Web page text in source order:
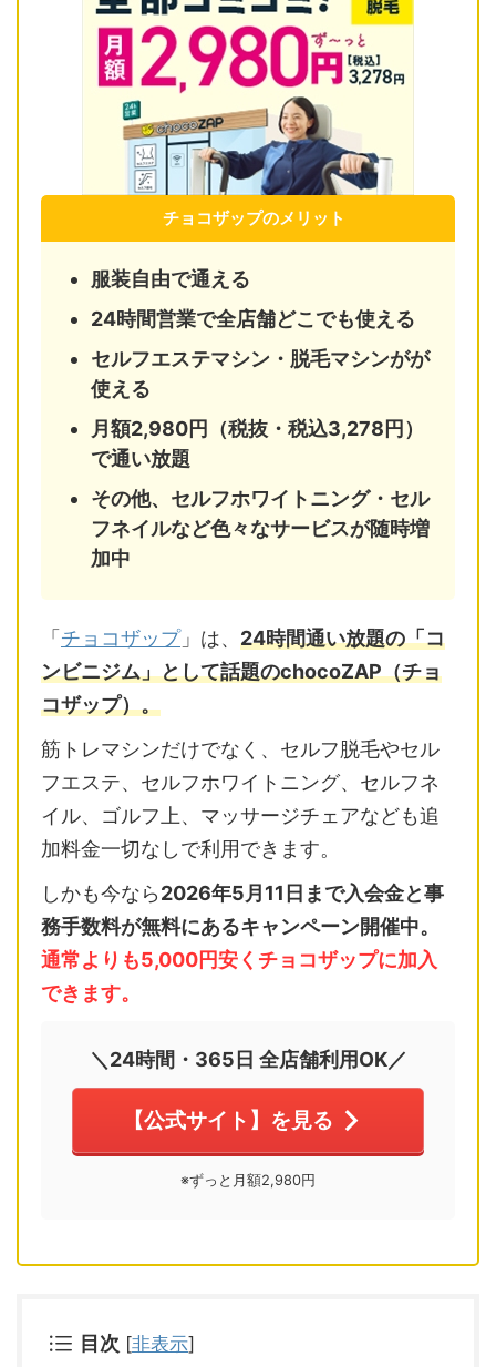
チョコザップのメリット
服装自由で通える
24時間営業で全店舗どこでも使える
セルフエステマシン・脱毛マシンがが
使える
月額2,980円（税抜・税込3,278円）
で通い放題
その他、セルフホワイトニング・セル
フネイルなど色々なサービスが随時増
加中
「 チョコザップ」は、 24時間通い放題の「コ
ンビニジム」として話題のchocoZAP（チョ
コザップ）。
筋トレマシンだけでなく、セルフ脱毛やセル
フエステ、セルフホワイトニング、セルフネ
イル、ゴルフ上、マッサージチェアなども追
加料金一切なしで利用できます。
しかも今なら2026年5月11日まで入会金と事
務手数料が無料にあるキャンペーン開催中。
通常よりも5,000円安くチョコザップに加入
できます。
＼24時間・365日 全店舗利用OK／
【公式サイト】を見る
※ずっと月額2,980円
目次 [非表示]